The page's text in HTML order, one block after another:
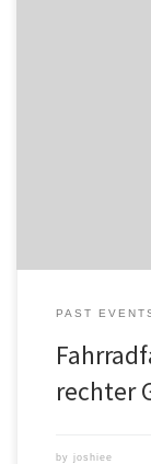
PAST
rechter
by joshiee